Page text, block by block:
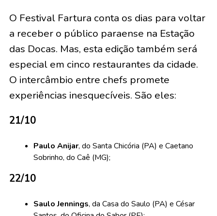
O Festival Fartura conta os dias para voltar
a receber o público paraense na Estação
das Docas. Mas, esta edição também será
especial em cinco restaurantes da cidade.
O intercâmbio entre chefs promete
experiências inesquecíveis. São eles:
21/10
Paulo Anijar, do Santa Chicória (PA) e Caetano
Sobrinho, do Caê (MG);
22/10
Saulo Jennings, da Casa do Saulo (PA) e César